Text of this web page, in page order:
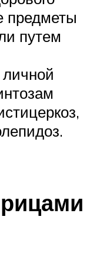
предметы
путем